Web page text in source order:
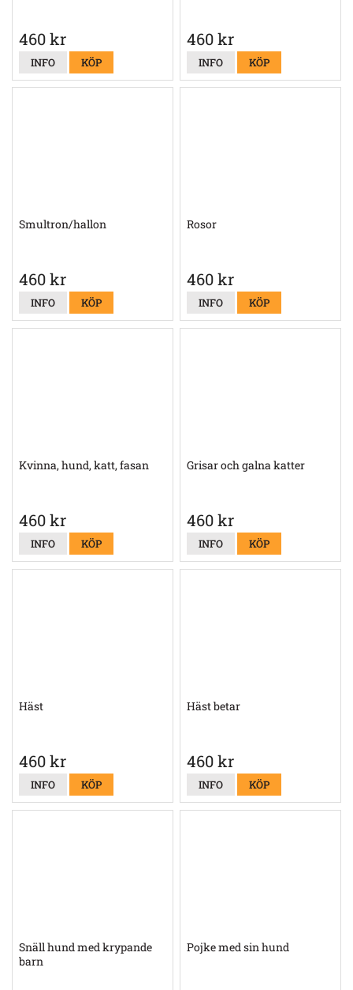
460 kr
INFO KÖP
460 kr
INFO KÖP
Smultron/hallon
460 kr
INFO KÖP
Rosor
460 kr
INFO KÖP
Kvinna, hund, katt, fasan
460 kr
INFO KÖP
Grisar och galna katter
460 kr
INFO KÖP
Häst
460 kr
INFO KÖP
Häst betar
460 kr
INFO KÖP
Snäll hund med krypande
barn
Pojke med sin hund